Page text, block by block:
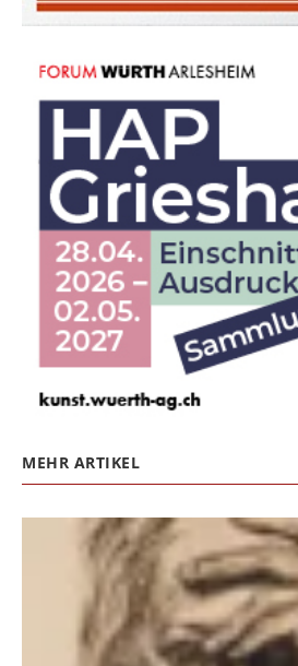
MEHR ARTIKEL